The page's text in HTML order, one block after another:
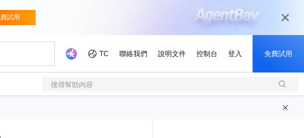
搜尋幫助內容